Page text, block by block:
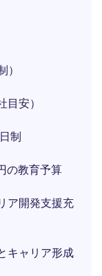
安）
制
の教育予算
ア開発支援充
キャリア形成